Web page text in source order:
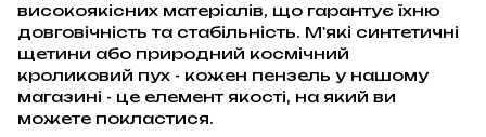
високоякісних матеріалів, що гарантує їхню
довговічність та стабільність. М'які синтетичні
щетини або природний космічний
кроликовий пух - кожен пензель у нашому
магазині - це елемент якості, на який ви
можете покластися.